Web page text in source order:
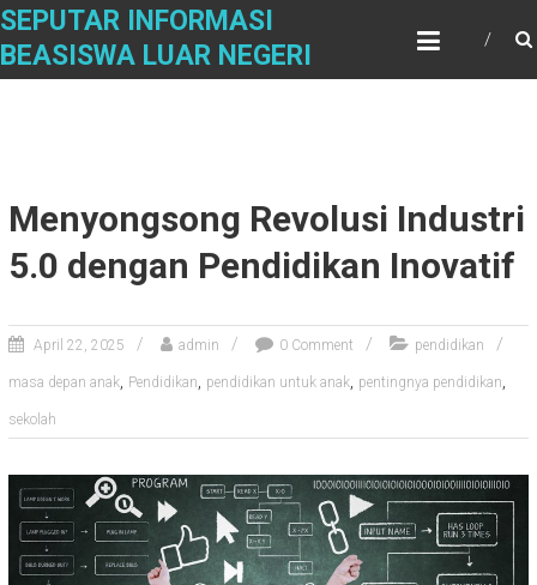
Skip
content
SEPUTAR INFORMASI
BEASISWA LUAR NEGERI
Menyongsong Revolusi Industri
5.0 dengan Pendidikan Inovatif
April 22, 2025 admin 0 Comment pendidikan
masa depan anak, Pendidikan, pendidikan untuk anak, pentingnya pendidikan,
sekolah